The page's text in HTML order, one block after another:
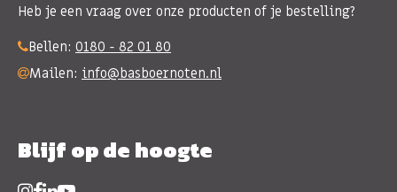
Heb je een vraag over onze producten of je bestelling?
Bellen: 0180 - 82 01 80
Mailen: info@basboernoten.nl
Blijf op de hoogte